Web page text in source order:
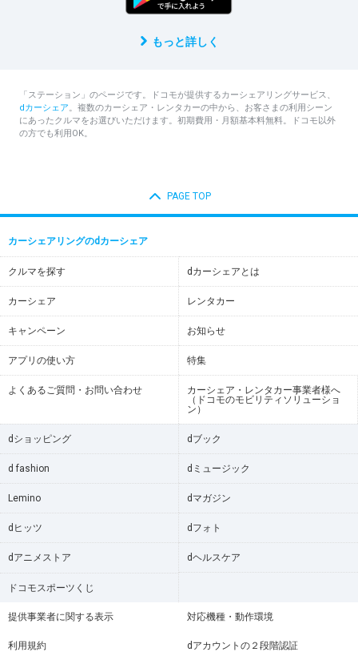
もっと詳しく
「ステーション」のページです。ドコモが提供するカーシェアリングサービス、
dカーシェア。複数のカーシェア・レンタカーの中から、お客さまの利用シーン
にあったクルマをお選びいただけます。初期費用・月額基本料無料。ドコモ以外
の方でも利用OK。
PAGE TOP
カーシェアリングのdカーシェア
クルマを探す dカーシェアとは
カーシェア レンタカー
キャンペーン お知らせ
アプリの使い方 特集
よくあるご質問・お問い合わせ
カーシェア・レンタカー事業者様へ
（ドコモのモビリティソリューショ
ン）
dショッピング dブック
d fashion dミュージック
Lemino dマガジン
dヒッツ dフォト
dアニメストア dヘルスケア
ドコモスポーツくじ
提供事業者に関する表示 対応機種・動作環境
利用規約 dアカウントの２段階認証